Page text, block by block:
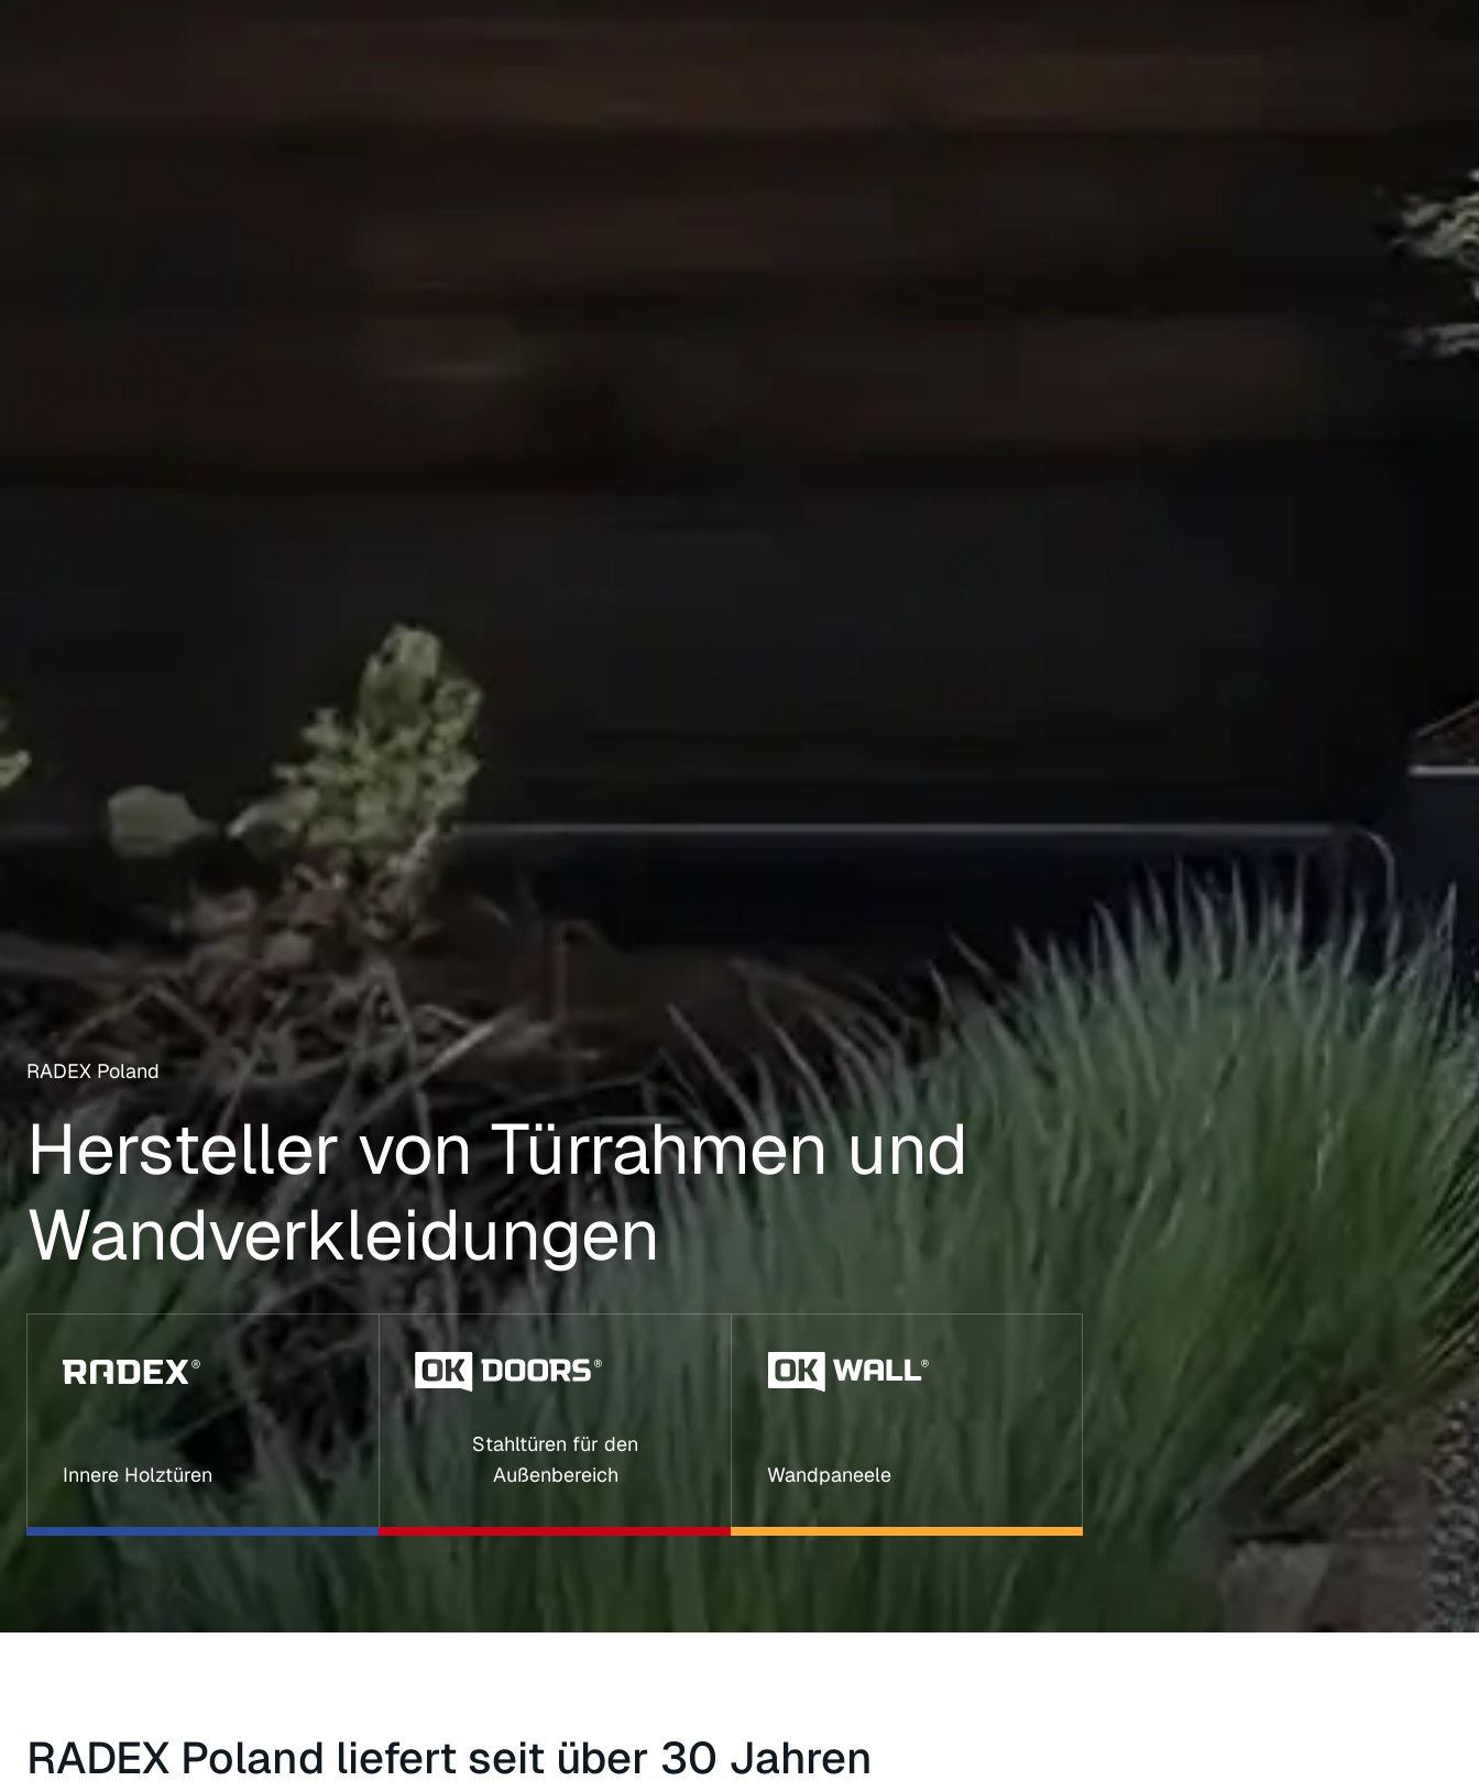
RADEX Poland
Hersteller von Türrahmen und
Wandverkleidungen
Innere Holztüren
Stahltüren für den
Außenbereich
Wandpaneele
RADEX Poland liefert seit über 30 Jahren